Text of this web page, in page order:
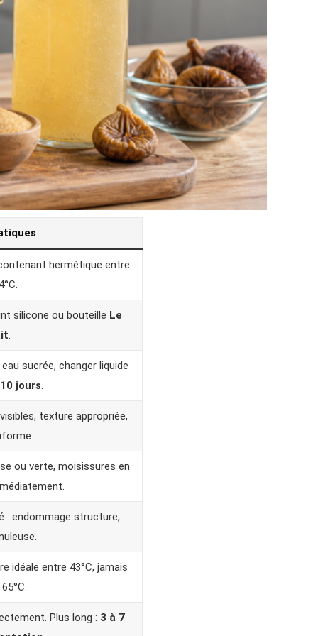
hermétique entre
silicone ou bouteille Le
.
sucrée, changer liquide
jours.
texture appropriée,
ou verte, moisissures en
: endommage structure,
idéale entre 43°C, jamais
Plus long : 3 à 7